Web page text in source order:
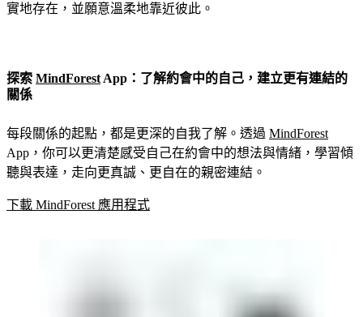
實地存在，並願意溫柔地靠近彼此。
探索 MindForest App：了解約會中的自己，建立更有連結的
關係
每段關係的起點，都是更深的自我了解。透過 MindForest
App，你可以更清楚感受自己在約會中的想法與情緒，學習傾
聽與表達，走向更真誠、更自在的親密連結。
下載 MindForest 應用程式